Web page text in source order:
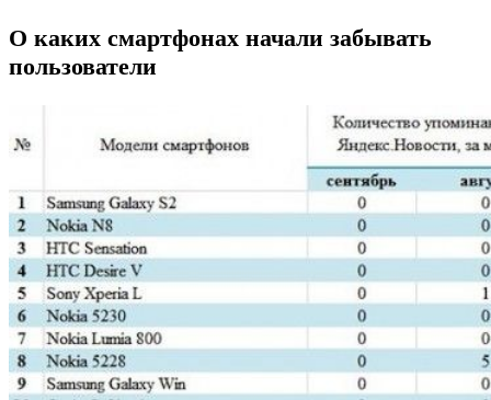
О каких смартфонах начали забывать
пользователи